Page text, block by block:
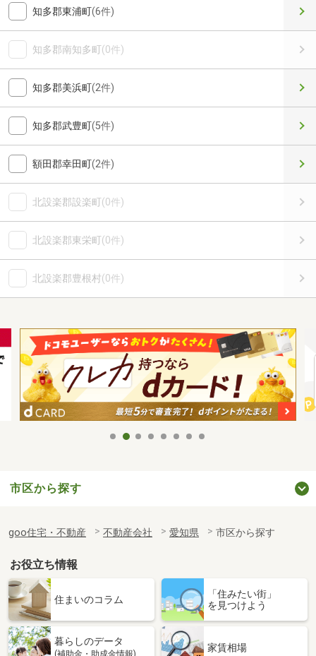
知多郡東浦町(6件)
知多郡南知多町(0件)
知多郡美浜町(2件)
知多郡武豊町(5件)
額田郡幸田町(2件)
北設楽郡設楽町(0件)
北設楽郡東栄町(0件)
北設楽郡豊根村(0件)
市区から探す
goo住宅・不動産 不動産会社 愛知県 市区から探す
お役立ち情報
住まいのコラム
「住みたい街」
を見つけよう
暮らしのデータ
(補助金・助成金情報)
家賃相場